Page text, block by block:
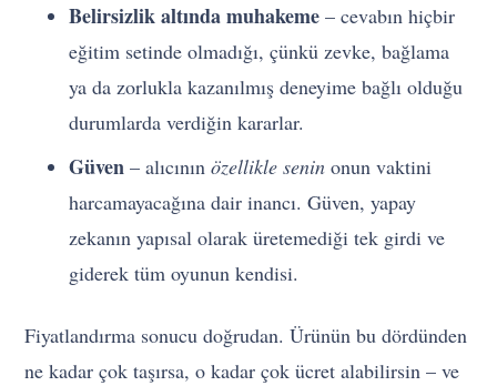
Belirsizlik altında muhakeme – cevabın hiçbir
eğitim setinde olmadığı, çünkü zevke, bağlama
ya da zorlukla kazanılmış deneyime bağlı olduğu
durumlarda verdiğin kararlar.
Güven – alıcınınözellikle senin onun vaktini
harcamayacağına dair inancı. Güven, yapay
zekanın yapısal olarak üretemediği tek girdi ve
giderek tüm oyunun kendisi.
Fiyatlandırma sonucu doğrudan. Ürünün bu dördünden
ne kadar çok taşırsa, o kadar çok ücret alabilirsin – ve